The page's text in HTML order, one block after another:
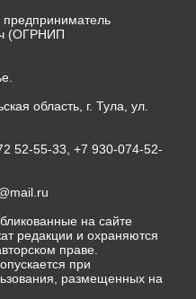
(ОГРНИП
область, г. Тула, ул.
52-55-33, +7 930-074-52-
на сайте
редакции и охраняются
праве.
при
размещенных на